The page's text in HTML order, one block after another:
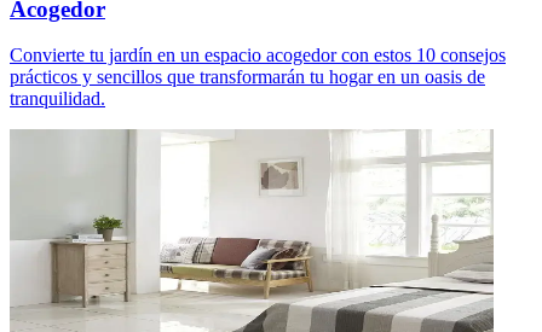
Acogedor
Convierte tu jardín en un espacio acogedor con estos 10 consejos
prácticos y sencillos que transformarán tu hogar en un oasis de
tranquilidad.